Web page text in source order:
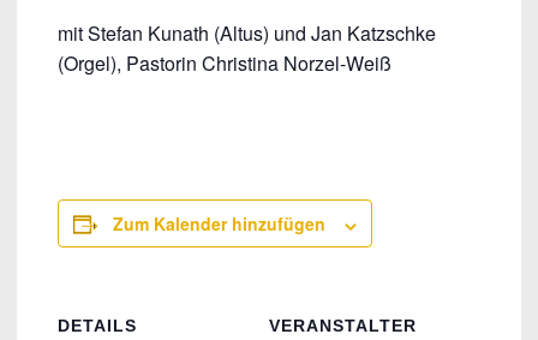
mit Stefan Kunath (Altus) und Jan Katzschke
(Orgel), Pastorin Christina Norzel-Weiß
Zum Kalender hinzufügen
DETAILS VERANSTALTER